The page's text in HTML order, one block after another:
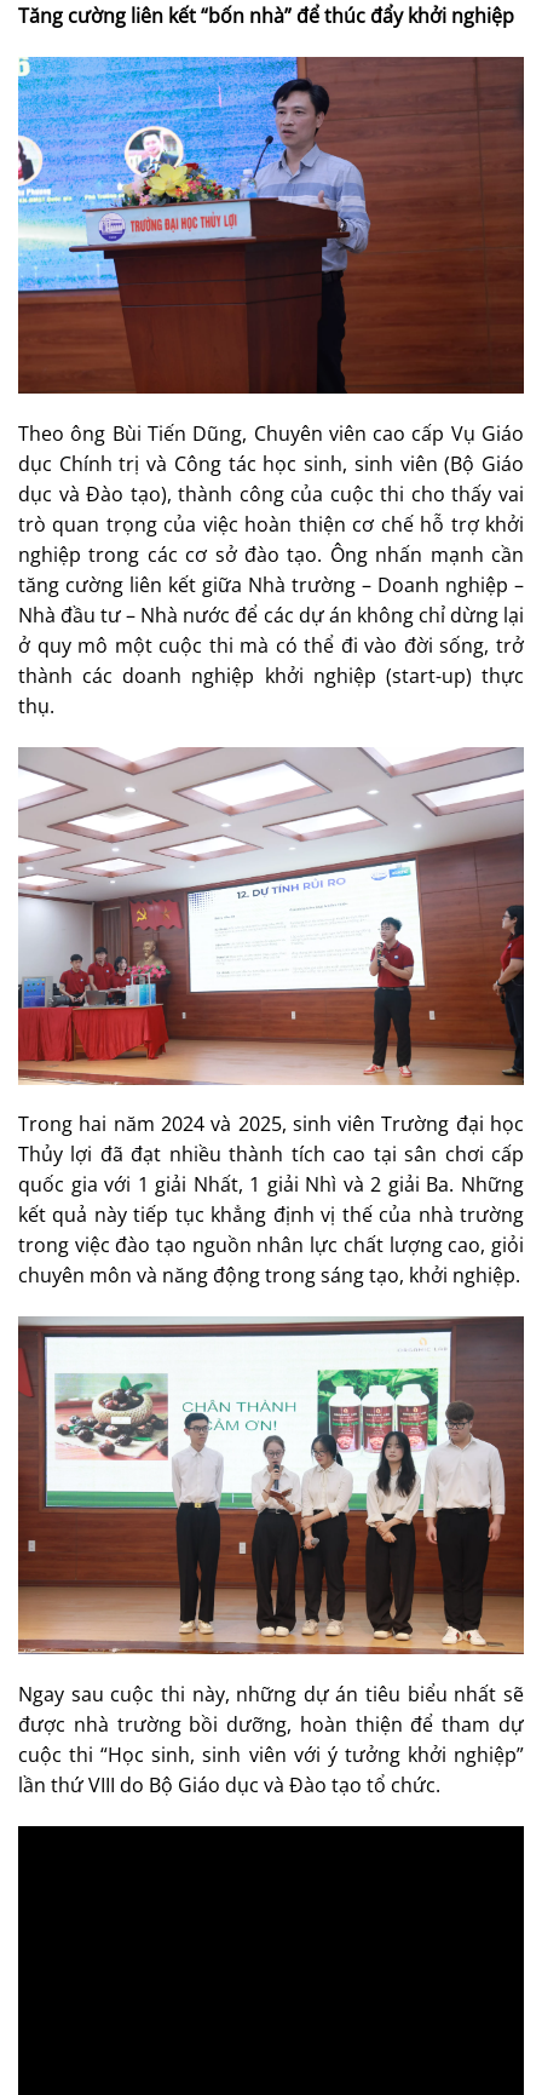
Tăng cường liên kết “bốn nhà” để thúc đẩy khởi nghiệp
Theo ông Bùi Tiến Dũng, Chuyên viên cao cấp Vụ Giáo
dục Chính trị và Công tác học sinh, sinh viên (Bộ Giáo
dục và Đào tạo), thành công của cuộc thi cho thấy vai
trò quan trọng của việc hoàn thiện cơ chế hỗ trợ khởi
nghiệp trong các cơ sở đào tạo. Ông nhấn mạnh cần
tăng cường liên kết giữa Nhà trường – Doanh nghiệp –
Nhà đầu tư – Nhà nước để các dự án không chỉ dừng lại
ở quy mô một cuộc thi mà có thể đi vào đời sống, trở
thành các doanh nghiệp khởi nghiệp (start-up) thực
thụ.
Trong hai năm 2024 và 2025, sinh viên Trường đại học
Thủy lợi đã đạt nhiều thành tích cao tại sân chơi cấp
quốc gia với 1 giải Nhất, 1 giải Nhì và 2 giải Ba. Những
kết quả này tiếp tục khẳng định vị thế của nhà trường
trong việc đào tạo nguồn nhân lực chất lượng cao, giỏi
chuyên môn và năng động trong sáng tạo, khởi nghiệp.
Ngay sau cuộc thi này, những dự án tiêu biểu nhất sẽ
được nhà trường bồi dưỡng, hoàn thiện để tham dự
cuộc thi “Học sinh, sinh viên với ý tưởng khởi nghiệp”
lần thứ VIII do Bộ Giáo dục và Đào tạo tổ chức.